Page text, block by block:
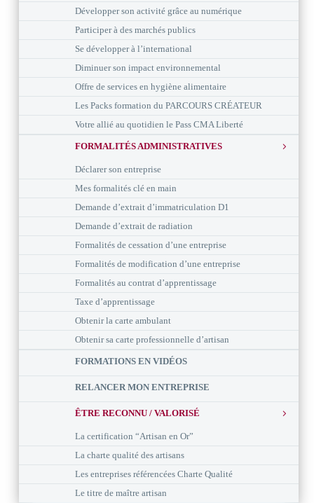
Développer son activité grâce au numérique
Participer à des marchés publics
Se développer à l’international
Diminuer son impact environnemental
Offre de services en hygiène alimentaire
Les Packs formation du PARCOURS CRÉATEUR
Votre allié au quotidien le Pass CMA Liberté
FORMALITÉS ADMINISTRATIVES
Déclarer son entreprise
Mes formalités clé en main
Demande d’extrait d’immatriculation D1
Demande d’extrait de radiation
Formalités de cessation d’une entreprise
Formalités de modification d’une entreprise
Formalités au contrat d’apprentissage
Taxe d’apprentissage
Obtenir la carte ambulant
Obtenir sa carte professionnelle d’artisan
FORMATIONS EN VIDÉOS
RELANCER MON ENTREPRISE
ÊTRE RECONNU / VALORISÉ
La certification “Artisan en Or”
La charte qualité des artisans
Les entreprises référencées Charte Qualité
Le titre de maître artisan